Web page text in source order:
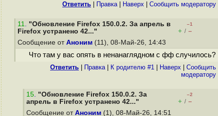
Ответить Правка| Наверх Cообщить модератору
11. "Обновление Firefox 150.0.2. За апрель в
Firefox устранено 42..."
–1
+ / –
Сообщение от Аноним (11), 08-Май-26, 14:43
Что там у вас опять в ненанаглядном с фф случилось?
Ответить Правка| К родителю #1 Наверх
Cообщить
модератору
15. "Обновление Firefox 150.0.2. За
апрель в Firefox устранено 42..."
–2
+ / –
Сообщение от Аноним (1), 08-Май-26, 14:51